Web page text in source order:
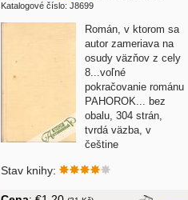
Katalogové číslo: J8699
Román, v ktorom sa
autor zameriava na
osudy väzňov z cely
8...voľné
pokračovanie románu
PAHOROK... bez
obalu, 304 strán,
tvrdá väzba, v
češtine
Stav knihy: